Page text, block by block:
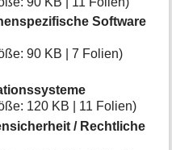
Software
90 KB | 7 Folien)
120 KB | 11 Folien)
/ Rechtliche